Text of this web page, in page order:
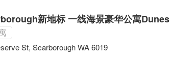
新地标 一线海景豪华公寓Dunes
St, Scarborough WA 6019